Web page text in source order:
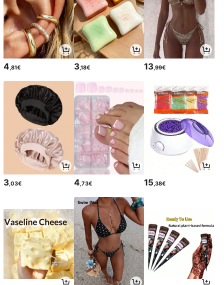
4,81€ 3,18€ 13,99€
3,03€ 4,73€ 15,38€